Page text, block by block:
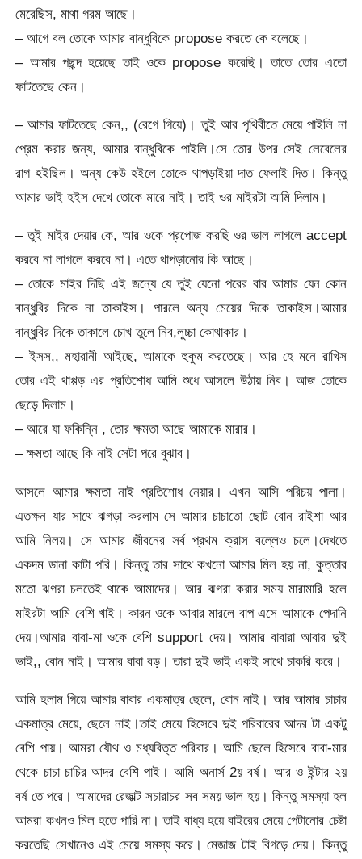
মেরেছিস, মাথা গরম আছে।
– আগে বল তোকে আমার বান্ধুবিকে propose করতে কে বলেছে।
– আমার পছন্দ হয়েছে তাই ওকে propose করেছি। তাতে তোর এতো
ফাটতেছে কেন।
– আমার ফাটতেছে কেন,, (রেগে গিয়ে)। তুই আর পৃথিবীতে মেয়ে পাইলি না
প্রেম করার জন্য, আমার বান্ধুবিকে পাইলি।সে তোর উপর সেই লেবেলের
রাগ হইছিল। অন্য কেউ হইলে তোকে থাপড়াইয়া দাত ফেলাই দিত। কিন্তু
আমার ভাই হইস দেখে তোকে মারে নাই। তাই ওর মাইরটা আমি দিলাম।
– তুই মাইর দেয়ার কে, আর ওকে প্রপোজ করছি ওর ভাল লাগলে accept
করবে না লাগলে করবে না। এতে থাপড়ানোর কি আছে।
– তোকে মাইর দিছি এই জন্যে যে তুই যেনো পরের বার আমার যেন কোন
বান্ধুবির দিকে না তাকাইস। পারলে অন্য মেয়ের দিকে তাকাইস।আমার
বান্ধুবির দিকে তাকালে চোখ তুলে নিব,লুচ্চা কোথাকার।
– ইসস,, মহারানী আইছে, আমাকে হুকুম করতেছে। আর হে মনে রাখিস
তোর এই থাপ্পড় এর প্রতিশোধ আমি শুধে আসলে উঠায় নিব। আজ তোকে
ছেড়ে দিলাম।
– আরে যা ফকিন্নি , তোর ক্ষমতা আছে আমাকে মারার।
– ক্ষমতা আছে কি নাই সেটা পরে বুঝাব।
আসলে আমার ক্ষমতা নাই প্রতিশোধ নেয়ার। এখন আসি পরিচয় পালা।
এতক্ষন যার সাথে ঝগড়া করলাম সে আমার চাচাতো ছোট বোন রাইশা আর
আমি নিলয়। সে আমার জীবনের সর্ব প্রথম ক্রাস বল্লেও চলে।দেখতে
একদম ডানা কাটা পরি। কিন্তু তার সাথে কখনো আমার মিল হয় না, কুত্তার
মতো ঝগরা চলতেই থাকে আমাদের। আর ঝগরা করার সময় মারামারি হলে
মাইরটা আমি বেশি খাই। কারন ওকে আবার মারলে বাপ এসে আমাকে পেদানি
দেয়।আমার বাবা-মা ওকে বেশি support দেয়। আমার বাবারা আবার দুই
ভাই,, বোন নাই। আমার বাবা বড়। তারা দুই ভাই একই সাথে চাকরি করে।
আমি হলাম গিয়ে আমার বাবার একমাত্র ছেলে, বোন নাই। আর আমার চাচার
একমাত্র মেয়ে, ছেলে নাই।তাই মেয়ে হিসেবে দুই পরিবারের আদর টা একটু
বেশি পায়। আমরা যৌথ ও মধ্যবিত্ত পরিবার। আমি ছেলে হিসেবে বাবা-মার
থেকে চাচা চাচির আদর বেশি পাই। আমি অনার্স 2য় বর্ষ। আর ও ইন্টার ২য়
বর্ষ তে পরে। আমাদের রেজাল্ট সচারাচর সব সময় ভাল হয়। কিন্তু সমস্যা হল
আমরা কখনও মিল হতে পারি না। তাই বাধ্য হয়ে বাইরের মেয়ে পেটানোর চেষ্টা
করতেছি সেখানেও এই মেয়ে সমস্য করে। মেজাজ টাই বিগড়ে দেয়। কিন্তু